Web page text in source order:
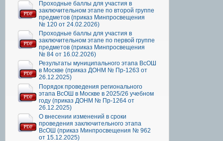
Проходные баллы для участия в
заключительном этапе по второй группе
предметов (приказ Минпросвещения
№ 120 от 24.02.2026)
Проходные баллы для участия в
заключительном этапе по первой группе
предметов (приказ Минпросвещения
№ 84 от 16.02.2026)
Результаты муниципального этапа ВсОШ
в Москве (приказ ДОНМ № Пр-1263 от
26.12.2025)
Порядок проведения регионального
этапа ВсОШ в Москве в 2025/26 учебном
году (приказ ДОНМ № Пр-1264 от
26.12.2025)
О внесении изменений в сроки
проведения заключительного этапа
ВсОШ (приказ Минпросвещения № 962
от 15.12.2025)